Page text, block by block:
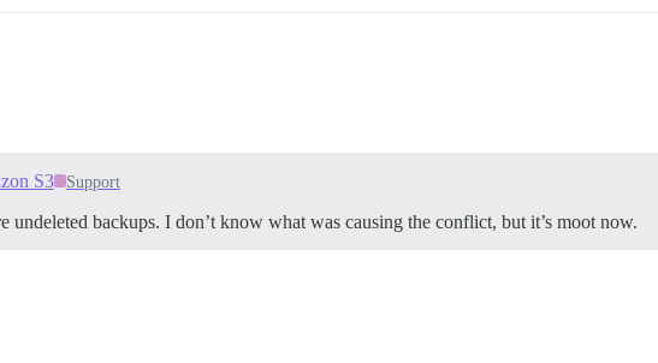
S3 Support
backups. I don’t know what was causing the conflict, but it’s moot now.